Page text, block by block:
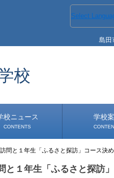
Select
島田
校
校ニュース
CONTENTS
全
健室から
部活から
事業
推進事業
コーナー
学校
学校長あいさつ
学校へのアクセ
問と１年生「ふるさと探訪」コース決め
と１年生「ふるさと探訪